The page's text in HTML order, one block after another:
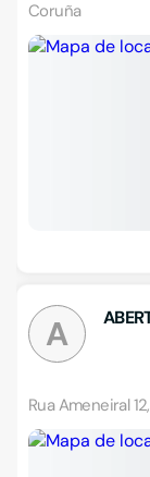
Coruña
A
Rua Ameneiral